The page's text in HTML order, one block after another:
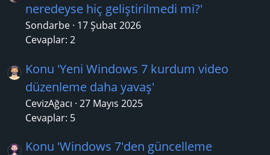
neredeyse hiç geliştirilmedi mi?'
Sondarbe 17 Şubat 2026
Cevaplar: 2
Konu 'Yeni Windows 7 kurdum video
düzenleme daha yavaş'
CevizAğacı 27 Mayıs 2025
Cevaplar: 5
Konu 'Windows 7'den güncelleme